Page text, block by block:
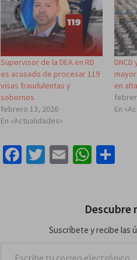
Supervisor de la DEA en RD
es acusado de procesar 119
visas fraudulentas y
sobornos
febrero 13, 2026
En «Actualidades»
en
En
Facebook
Twitter
Email
Descubre
Suscríbete y recibe las